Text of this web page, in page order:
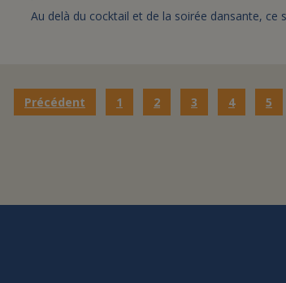
Au delà du cocktail et de la soirée dansante,
Précédent 1 2 3 4 5